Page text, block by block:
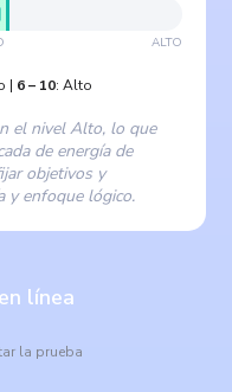
ALTO
| 6– 10: Alto
el nivel Alto, lo que
de energía de
objetivos y
y enfoque lógico.
línea
la prueba